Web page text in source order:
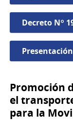
Decreto Nº
Promoción
el
para la